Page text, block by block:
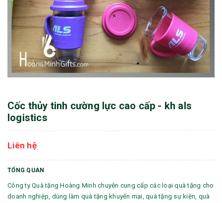
Cốc thủy tinh cường lực cao cấp - kh als
logistics
Liên hệ
TỔNG QUAN
Công ty Quà tặng Hoàng Minh chuyên cung cấp các loại quà tặng cho
doanh nghiệp, dùng làm quà tặng khuyến mại, quà tặng sự kiện, quà